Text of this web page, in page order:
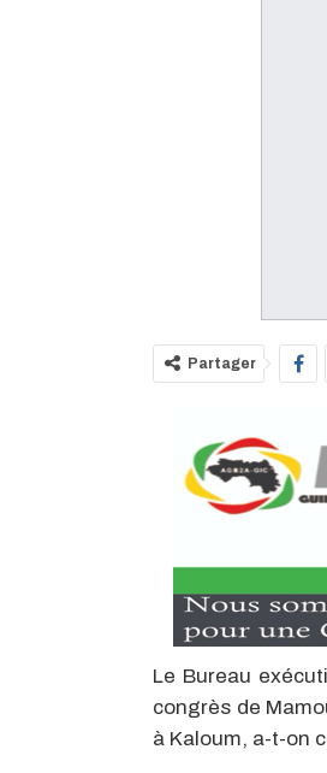
Partager
Le Bureau
congrès de
à Kaloum, a-t-on